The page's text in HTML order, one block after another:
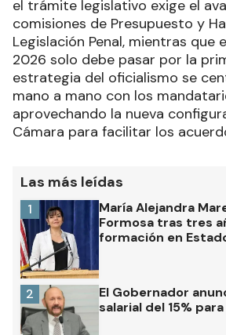
el trámite legislativo exige el
comisiones de Presupuesto y
Legislación Penal, mientras que
2026 solo debe pasar por la
estrategia del oficialismo se
mano a mano con los
aprovechando la nueva
Cámara para facilitar los
Las más leídas
María Alejandra
Formosa tras tres
formación en
1
El Gobernador
salarial del 15%
2